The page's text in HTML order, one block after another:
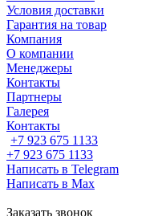
Условия доставки
Гарантия на товар
Компания
О компании
Менеджеры
Контакты
Партнеры
Галерея
Контакты
+7 923 675 1133
+7 923 675 1133
Написать в Telegram
Написать в Max
Заказать звонок